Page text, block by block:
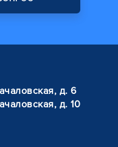
д. 6
д. 10